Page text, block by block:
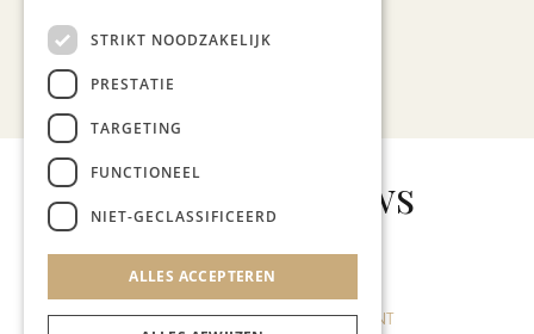
Bekijk alle artikelen
Gerelateerd nieuws
BRANDED CONTENT
STRIKT NOODZAKELIJK
PRESTATIE
TARGETING
FUNCTIONEEL
NIET-GECLASSIFICEERD
ALLES ACCEPTEREN